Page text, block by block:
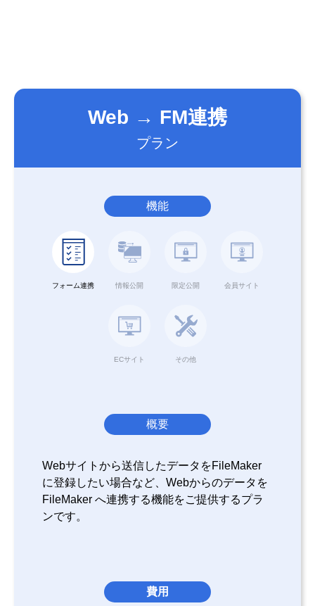
Web → FM連携
プラン
機能
フォーム連携 情報公開 限定公開 会員サイト
ECサイト その他
概要
Webサイトから送信したデータをFileMaker
に登録したい場合など、Webからのデータを
FileMaker へ連携する機能をご提供するプラ
ンです。
費用